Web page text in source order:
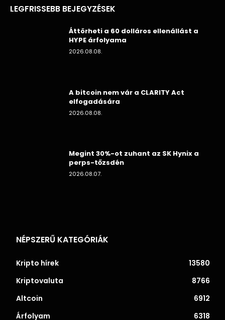
LEGFRISSEBB BEJEGYZÉSEK
Áttörheti a 60 dolláros ellenállást a
HYPE árfolyama
2026.08.08.
A bitcoin nem vár a CLARITY Act
elfogadására
2026.08.08.
Megint 30%-ot zuhant az SK Hynix a
perps-tőzsdén
2026.08.07.
NÉPSZERŰ KATEGÓRIÁK
Kripto hírek
13580
Kriptovaluta
8766
Altcoin
6912
Árfolyam
6318